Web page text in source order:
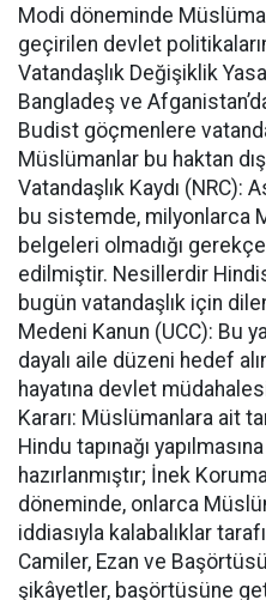
Modi döneminde
geçirilen devlet
Vatandaşlık Değişiklik
Bangladeş ve
Budist göçmenlere
Müslümanlar bu haktan
Vatandaşlık Kaydı (NRC):
bu sistemde, milyonlarca
belgeleri olmadığı
edilmiştir. Nesillerdir
bugün vatandaşlık için
Medeni Kanun (UCC): Bu
dayalı aile düzeni hedef
hayatına devlet
Kararı: Müslümanlara ait
Hindu tapınağı
hazırlanmıştır; İnek
döneminde, onlarca
iddiasıyla kalabalıklar
Camiler, Ezan ve
şikâyetler, başörtüsüne